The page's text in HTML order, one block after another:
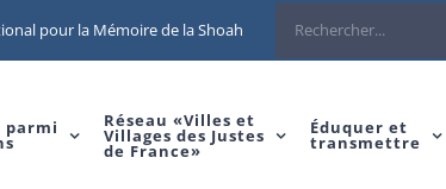
pour la Mémoire de la Shoah
parmi Réseau «Villes et
Villages des Justes
de France»
Éduquer et
transmettre